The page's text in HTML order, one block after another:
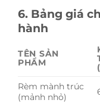
6. Bảng giá
hành
TÊN SẢN
PHẨM
Rèm mành trúc
(mảnh nhỏ)